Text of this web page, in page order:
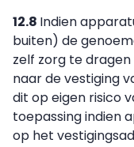
12.8 Indien
buiten) de
zelf zorg te
naar de vestiging
dit op eigen risico
toepassing indien
op het